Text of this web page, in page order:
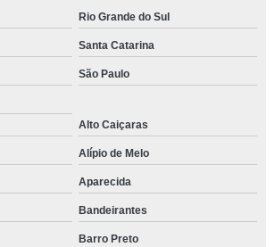
Rio Grande do Sul
Santa Catarina
São Paulo
Alto Caiçaras
Alípio de Melo
Aparecida
Bandeirantes
Barro Preto